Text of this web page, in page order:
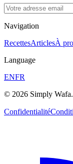
Navigation
RecettesArticlesÀ
Language
ENFR
© 2026 Simply Wafa.
Confidentialité